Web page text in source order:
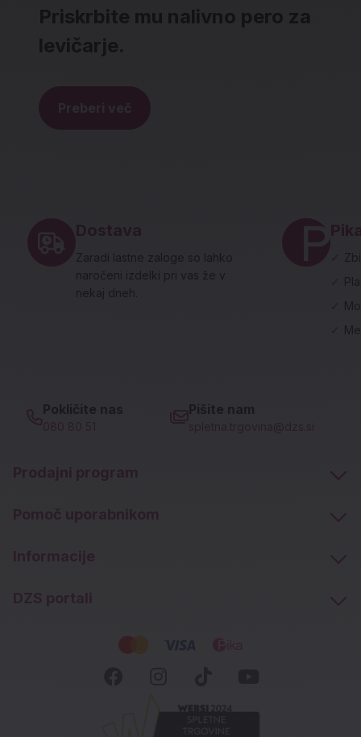
Priskrbite mu nalivno pero za
levičarje.
Dostava
Zaradi lastne zaloge so lahko
naročeni izdelki pri vas že v
nekaj dneh.
✓
✓
Pokličite nas
080 80 51
Pišite nam
spletna.trgovina@dzs.si
Prodajni program
Pomoč uporabnikom
Informacije
DZS portali